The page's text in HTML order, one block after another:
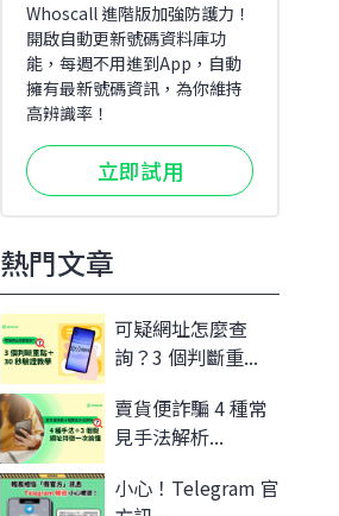
Whoscall 進階版加強防護力！
開啟自動更新號碼資料庫功
能，每週不用進到App，自動
擁有最新號碼資訊，為你維持
高辨識率！
立即試用
熱門文章
可疑網址怎麼查
詢？3 個判斷重...
賣貨便詐騙 4 種常
見手法解析...
小心！Telegram 官